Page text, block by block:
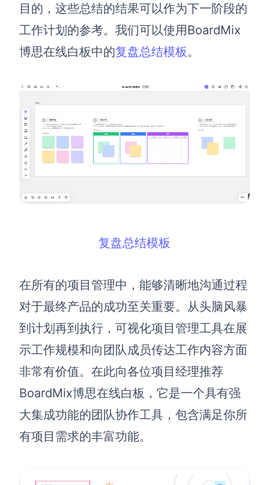
目的，这些总结的结果可以作为下一阶段的
工作计划的参考。我们可以使用BoardMix
博思在线白板中的复盘总结模板。
复盘总结模板
在所有的项目管理中，能够清晰地沟通过程
对于最终产品的成功至关重要。从头脑风暴
到计划再到执行，可视化项目管理工具在展
示工作规模和向团队成员传达工作内容方面
非常有价值。在此向各位项目经理推荐
BoardMix博思在线白板，它是一个具有强
大集成功能的团队协作工具，包含满足你所
有项目需求的丰富功能。